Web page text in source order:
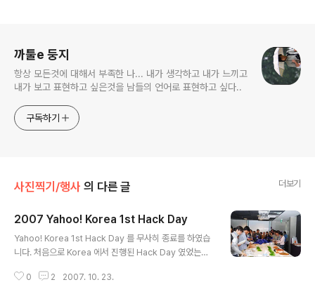
까툴e 둥지
항상 모든것에 대해서 부족한 나... 내가 생각하고 내가 느끼고
내가 보고 표현하고 싶은것을 남들의 언어로 표현하고 싶다..
구독하기
사진찍기/행사 의 다른 글 더보기
2007 Yahoo! Korea 1st Hack Day
Yahoo! Korea 1st Hack Day 를 무사히 종료를 하였습
니다. 처음으로 Korea 에서 진행된 Hack Day 였었는데..
좋았었습니다. 저녁을 먹으려고 줄을 서 있는 모습입니다.
0 2 2007. 10. 23.